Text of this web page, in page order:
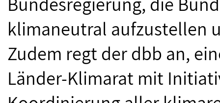
klimaneutral aufzustellen
Zudem regt der dbb an,
Länder-Klimarat mit